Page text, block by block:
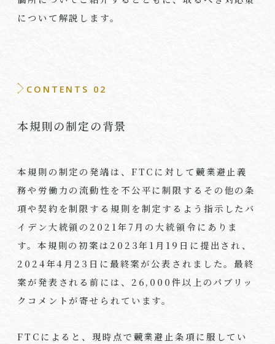
について解説します。
CONTENTS 02
本規則の制定の背景
本規則の制定の発端は、 FTC に対して競業避止義
務や労働力の流動性を不公平に制限するその他の条
項や契約を制限する規則を制定するよう指示したバ
イデン大統領の 2021年7 月の大統領令にありま
す。本規則の初案は 2023年1 月 19 日に提出され、
2024年4 月 23 日に最終案が公表されました。最終
案が発表される前には、 26,000件以上のパブリッ
クコメントが寄せられています。
FTC によると、現時点で競業避止条項に服してい